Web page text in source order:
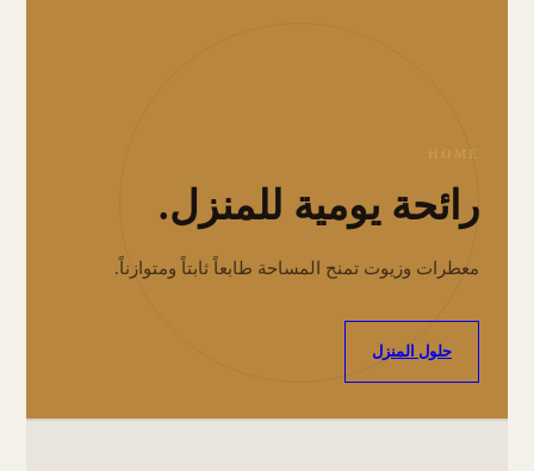
HOME
رائحة يومية للمنزل.
معطرات وزيوت تمنح المساحة طابعاً ثابتاً ومتوازناً.
حلول المنزل